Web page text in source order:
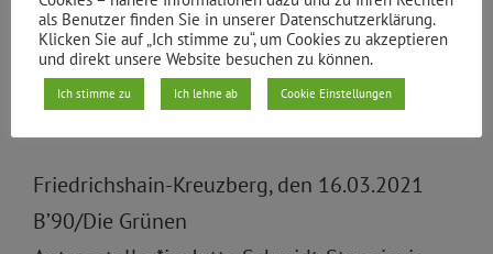
mit einer Schwerbehinderung diskriminiert.
Auch im schulischen Alltag bilden sie oft das
Schlusslicht und haben die wenigsten
Friedrichshain-Kreuzberg, den 16.03.2021
B’90/Die Grünen
als Benutzer finden Sie in unserer Datenschutzerklärung.
Klicken Sie auf „Ich stimme zu“, um Cookies zu akzeptieren
und direkt unsere Website besuchen zu können.
Ich stimme zu Ich lehne ab Cookie Einstellungen